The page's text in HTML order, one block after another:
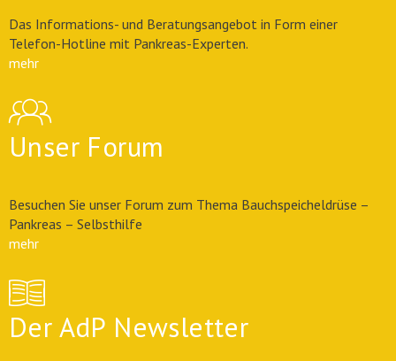
Das Informations- und Beratungsangebot in Form einer
Telefon-Hotline mit Pankreas-Experten.
mehr
Unser Forum
Besuchen Sie unser Forum zum Thema Bauchspeicheldrüse –
Pankreas – Selbsthilfe
mehr
Der AdP Newsletter